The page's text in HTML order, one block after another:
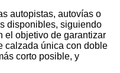
autopistas, autovías o
disponibles, siguiendo
el objetivo de garantizar
calzada única con doble
corto posible, y